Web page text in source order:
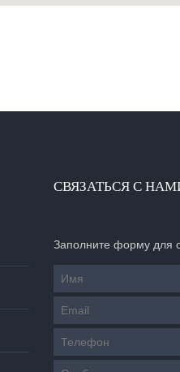
СВЯЗАТЬСЯ С
Заполните форму для